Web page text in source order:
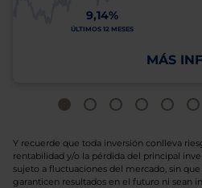
9,14%
ÚLTIMOS 12 MESES
MÁS
Y recuerde que toda inversión conlleva
rentabilidad y/o la pérdida del principal
sujeto a fluctuaciones del mercado, sin
garanticen resultados en el futuro ni sean